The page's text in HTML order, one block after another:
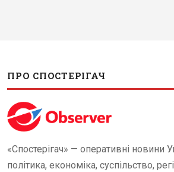
ПРО СПОСТЕРІГАЧ
«Спостерігач» — оперативні новини
політика, економіка, суспільство,